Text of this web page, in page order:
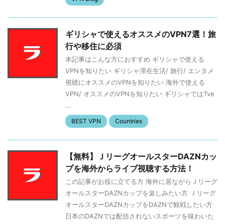
ギリシャで使えるオススメのVPN7選！旅
行や移住に必須
本記事はこんな方におすすめ ギリシャで使える
VPNを知りたい ギリシャ滞在生活/ 旅行/ エンタメ
視聴にオススメのVPNを知りたい 海外で使える
VPN/ オススメのVPNを知りたい ギリシャではTve
...
BEST VPN Countries
【無料】ＪリーグオールスターDAZNカッ
プを海外からライブ視聴する方法！
この記事がお役に立てる方 海外に居ながらＪリーグ
オールスターDAZNカップを楽しみたい方 Ｊリーグ
オールスターDAZNカップをDAZNで観戦したい方
日本のDAZNでは配信されないスポーツを味わいた